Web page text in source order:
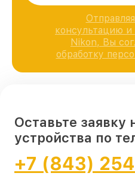
консультацию
Nikon, Вы
обработку
Оставьте
устройства по
+7 (843)